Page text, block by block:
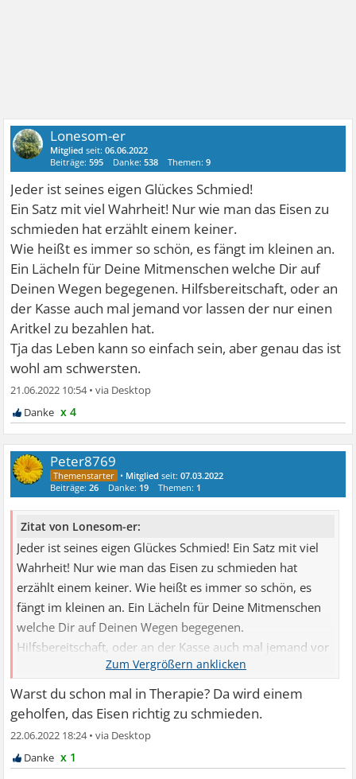
Lonesom-er
Mitglied seit:06.06.2022
Beiträge:595 Danke:538 Themen:9
Jeder ist seines eigen Glückes Schmied!
Ein Satz mit viel Wahrheit! Nur wie man das Eisen zu
schmieden hat erzählt einem keiner.
Wie heißt es immer so schön, es fängt im kleinen an.
Ein Lächeln für Deine Mitmenschen welche Dir auf
Deinen Wegen begegenen. Hilfsbereitschaft, oder an
der Kasse auch mal jemand vor lassen der nur einen
Aritkel zu bezahlen hat.
Tja das Leben kann so einfach sein, aber genau das ist
wohl am schwersten.
21.06.2022 10:54•
x 4
Peter8769
• Mitglied seit:07.03.2022
Beiträge:26 Danke: 19 Themen: 1
Zitat von Lonesom-er:
Jeder ist seines eigen Glückes Schmied! Ein Satz mit viel
Wahrheit! Nur wie man das Eisen zu schmieden hat
erzählt einem keiner. Wie heißt es immer so schön, es
fängt im kleinen an. Ein Lächeln für Deine Mitmenschen
welche Dir auf Deinen Wegen begegenen.
Hilfsbereitschaft, oder an der Kasse auch mal jemand vor
Warst du schon mal in Therapie? Da wird einem
geholfen, das Eisen richtig zu schmieden.
22.06.2022 18:24•
x 1